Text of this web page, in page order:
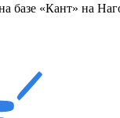
базе «Кант» на